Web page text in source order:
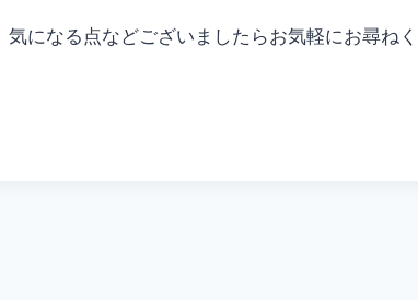
になる点などございましたらお気軽にお尋ねく